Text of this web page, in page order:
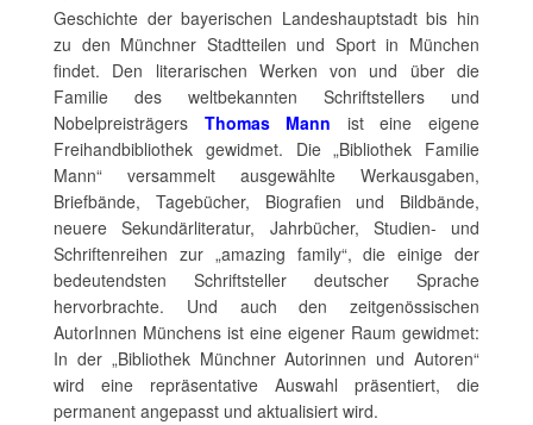
Geschichte der bayerischen Landeshauptstadt bis hin
zu den Münchner Stadtteilen und Sport in München
findet. Den literarischen Werken von und über die
Familie des weltbekannten Schriftstellers und
Nobelpreisträgers Thomas Mann ist eine eigene
Freihandbibliothek gewidmet. Die „Bibliothek Familie
Mann“ versammelt ausgewählte Werkausgaben,
Briefbände, Tagebücher, Biografien und Bildbände,
neuere Sekundärliteratur, Jahrbücher, Studien- und
Schriftenreihen zur „amazing family“, die einige der
bedeutendsten Schriftsteller deutscher Sprache
hervorbrachte. Und auch den zeitgenössischen
AutorInnen Münchens ist eine eigener Raum gewidmet:
In der „Bibliothek Münchner Autorinnen und Autoren“
wird eine repräsentative Auswahl präsentiert, die
permanent angepasst und aktualisiert wird.